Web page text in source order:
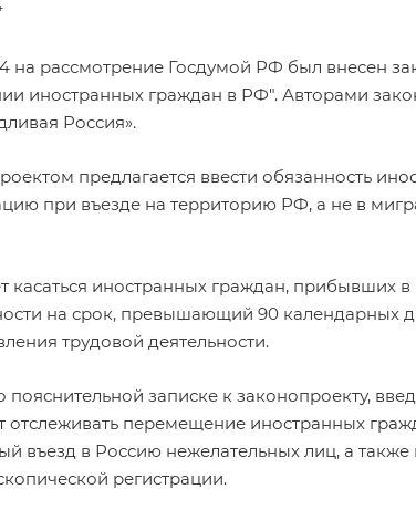
на рассмотрение Госдумой РФ был внесен
иностранных граждан в РФ". Авторами
Россия».
предлагается ввести обязанность
при въезде на территорию РФ, а не в
касаться иностранных граждан, прибывших
на срок, превышающий 90 календарных
трудовой деятельности.
пояснительной записке к законопроекту,
отслеживать перемещение иностранных
въезд в Россию нежелательных лиц, а
регистрации.